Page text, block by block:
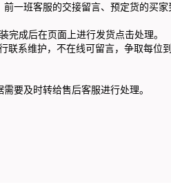
班客服的交接留言、预定货的买家
成后在页面上进行发货点击处理。
系维护，不在线可留言，争取每位到
及时转给售后客服进行处理。